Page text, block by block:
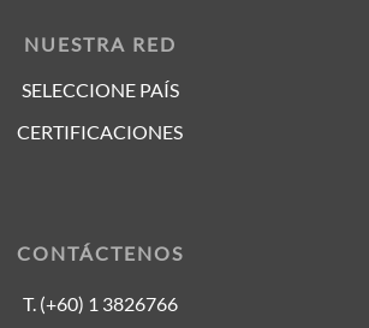
NUESTRA RED
SELECCIONE PAÍS
CERTIFICACIONES
CONTÁCTENOS
T. (+60) 1 3826766